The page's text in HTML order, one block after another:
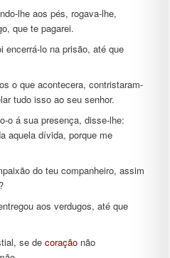
lhe aos pés, rogava-lhe,
que te pagarei.
encerrá-lo na prisão, até que
o que acontecera, contristaram-
tudo isso ao seu senhor.
o á sua presença, disse-lhe:
aquela dívida, porque me
do teu companheiro, assim
aos verdugos, até que
se de coraçãonão